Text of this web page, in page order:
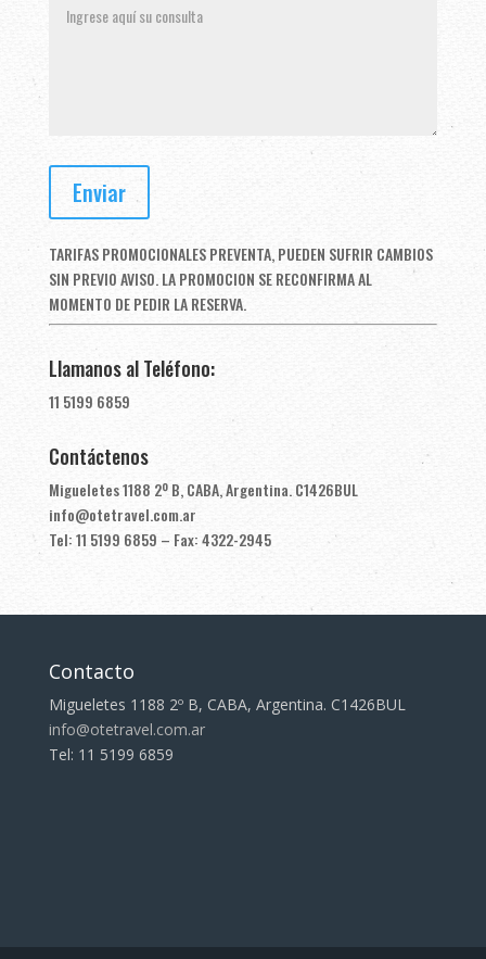
TARIFAS PROMOCIONALES PREVENTA, PUEDEN SUFRIR CAMBIOS
SIN PREVIO AVISO. LA PROMOCION SE RECONFIRMA AL
MOMENTO DE PEDIR LA RESERVA.
Llamanos al Teléfono:
11 5199 6859
Contáctenos
Migueletes 1188 2º B, CABA, Argentina. C1426BUL
info@otetravel.com.ar
Tel: 11 5199 6859 – Fax: 4322-2945
Contacto
Migueletes 1188 2º B, CABA, Argentina. C1426BUL
info@otetravel.com.ar
Tel: 11 5199 6859